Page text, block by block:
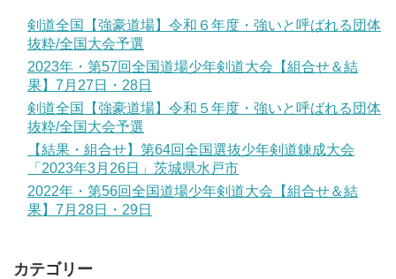
剣道全国【強豪道場】令和６年度・強いと呼ばれる団体
抜粋/全国大会予選
2023年・第57回全国道場少年剣道大会【組合せ＆結
果】7月27日・28日
剣道全国【強豪道場】令和５年度・強いと呼ばれる団体
抜粋/全国大会予選
【結果・組合せ】第64回全国選抜少年剣道錬成大会
「2023年3月26日」茨城県水戸市
2022年・第56回全国道場少年剣道大会【組合せ＆結
果】7月28日・29日
カテゴリー